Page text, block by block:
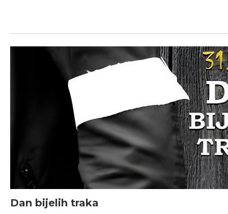
Dan bijelih traka